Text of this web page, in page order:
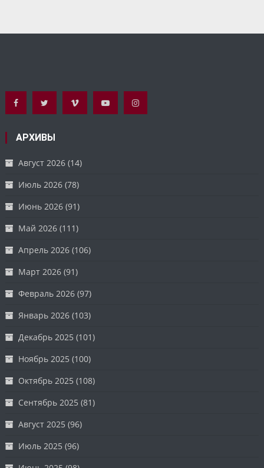
АРХИВЫ
Август 2026 (14)
Июль 2026 (78)
Июнь 2026 (91)
Май 2026 (111)
Апрель 2026 (106)
Март 2026 (91)
Февраль 2026 (97)
Январь 2026 (103)
Декабрь 2025 (101)
Ноябрь 2025 (100)
Октябрь 2025 (108)
Сентябрь 2025 (81)
Август 2025 (96)
Июль 2025 (96)